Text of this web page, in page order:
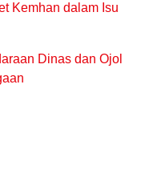
Kemhan dalam Isu
Dinas dan Ojol